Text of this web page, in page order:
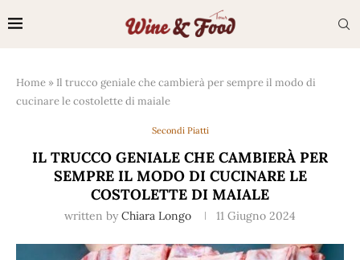
Home » Il trucco geniale che cambierà per sempre il modo di
cucinare le costolette di maiale
Secondi Piatti
IL TRUCCO GENIALE CHE CAMBIERÀ PER
SEMPRE IL MODO DI CUCINARE LE
COSTOLETTE DI MAIALE
written by Chiara Longo 11 Giugno 2024